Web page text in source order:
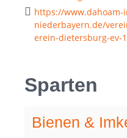
https://www.dahoam-
niederbayern.de/
erein-dietersburg-ev-
Sparten
Bienen &